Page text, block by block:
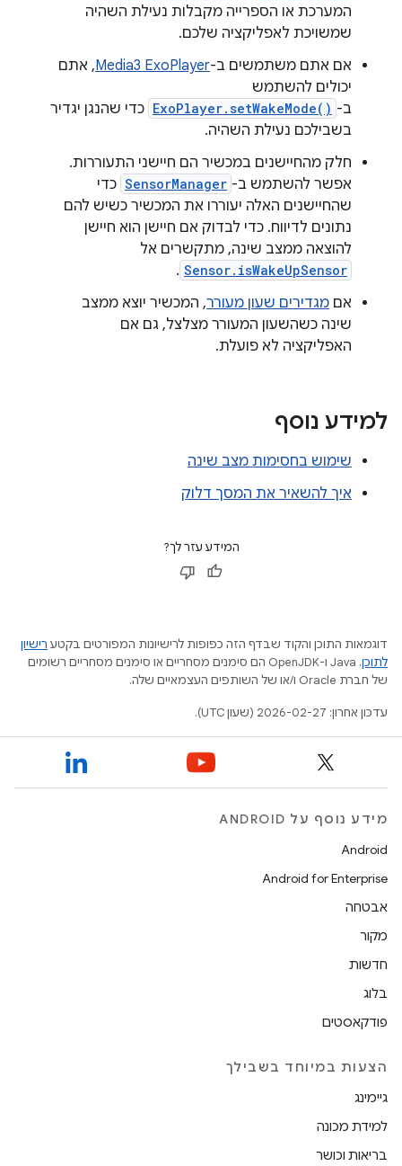
המערכת או הספרייה מקבלות נעילת השהיה
שמשויכת לאפליקציה שלכם.
אם אתם משתמשים ב-Media3 ExoPlayer, אתם
יכולים להשתמש
ב- ExoPlayer.setWakeMode() כדי שהנגן יגדיר
בשבילכם נעילת השהיה.
חלק מהחיישנים במכשיר הם חיישני התעוררות.
אפשר להשתמש ב- SensorManager כדי
שהחיישנים האלה יעוררו את המכשיר כשיש להם
נתונים לדיווח. כדי לבדוק אם חיישן הוא חיישן
להוצאה ממצב שינה, מתקשרים אל
Sensor.isWakeUpSensor
.
אם מגדירים שעון מעורר, המכשיר יוצא ממצב
שינה כשהשעון המעורר מצלצל, גם אם
האפליקציה לא פועלת.
למידע נוסף
שימוש בחסימות מצב שינה
איך להשאיר את המסך דלוק
המידע עזר לך?
דוגמאות התוכן והקוד שבדף הזה כפופות לרישיונות המפורטים בקטע רישיון
לתוכן
.‏ Java ו-OpenJDK הם סימנים מסחריים או סימנים מסחריים רשומים
של חברת Oracle ו/או של השותפים העצמאיים שלה.
עדכון אחרון: 2026-02-27 (שעון UTC).
מידע נוסף על ANDROID
Android
Android for Enterprise
אבטחה
מקור
חדשות
בלוג
פודקאסטים
הצעות במיוחד בשבילך
גיימינג
למידת מכונה
בריאות וכושר